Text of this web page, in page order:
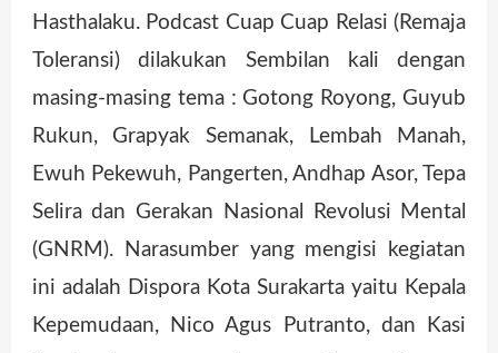
Hasthalaku. Podcast Cuap Cuap Relasi (Remaja
Toleransi) dilakukan Sembilan kali dengan
masing-masing tema : Gotong Royong, Guyub
Rukun, Grapyak Semanak, Lembah Manah,
Ewuh Pekewuh, Pangerten, Andhap Asor, Tepa
Selira dan Gerakan Nasional Revolusi Mental
(GNRM). Narasumber yang mengisi kegiatan
ini adalah Dispora Kota Surakarta yaitu Kepala
Kepemudaan, Nico Agus Putranto, dan Kasi